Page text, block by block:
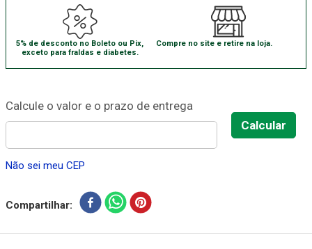
5% de desconto no Boleto ou Pix,
exceto para fraldas e diabetes.
Compre no site e retire na loja.
Não sei meu CEP
Compartilhar